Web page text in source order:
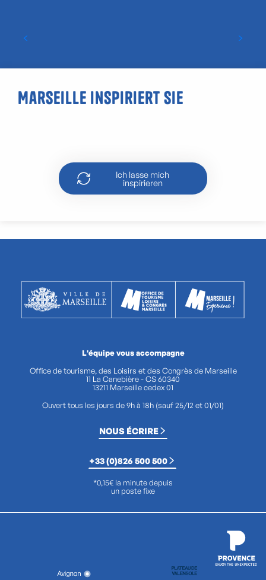
Marseille inspiriert Sie
Ich lasse mich
inspirieren
L'équipe vous accompagne
Office de tourisme, des Loisirs et des Congrès de Marseille
11 La Canebière - CS 60340
13211 Marseille cedex 01
Ouvert tous les jours de 9h à 18h (sauf 25/12 et 01/01)
NOUS ÉCRIRE
+33 (0)826 500 500
*0,15€ la minute depuis
un poste fixe